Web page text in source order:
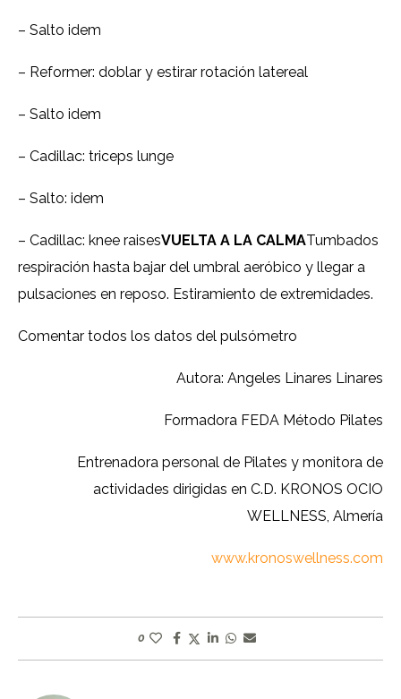
– Salto idem
– Reformer: doblar y estirar rotación latereal
– Salto idem
– Cadillac: triceps lunge
– Salto: idem
– Cadillac: knee raisesVUELTA A LA CALMATumbados
respiración hasta bajar del umbral aeróbico y llegar a
pulsaciones en reposo. Estiramiento de extremidades.
Comentar todos los datos del pulsómetro
Autora: Angeles Linares Linares
Formadora FEDA Método Pilates
Entrenadora personal de Pilates y monitora de
actividades dirigidas en C.D. KRONOS OCIO
WELLNESS, Almería
www.kronoswellness.com
0